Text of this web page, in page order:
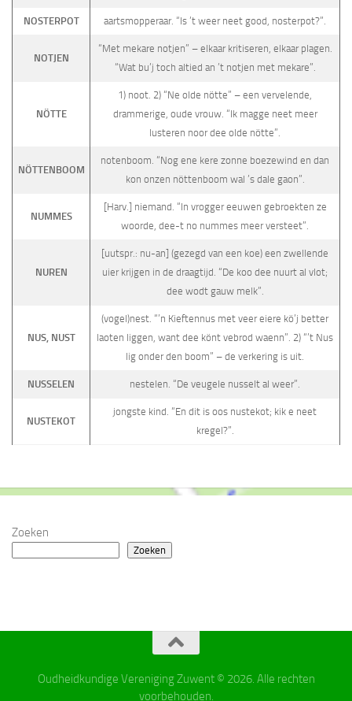
NOSTERPOT aartsmopperaar. “Is ’t weer neet good, nosterpot?”.
NOTJEN
“Met mekare notjen” – elkaar kritiseren, elkaar plagen.
“Wat bu’j toch altied an ’t notjen met mekare”.
NÖTTE
1) noot. 2) “Ne olde nötte” – een vervelende,
drammerige, oude vrouw. “Ik magge neet meer
lusteren noor dee olde nötte”.
NÖTTENBOOM
notenboom. “Nog ene kere zonne boezewind en dan
kon onzen nöttenboom wal ’s dale gaon”.
NUMMES
[Harv.] niemand. “In vrogger eeuwen gebroekten ze
woorde, dee-t no nummes meer versteet”.
NUREN
[uutspr.: nu-an] (gezegd van een koe) een zwellende
uier krijgen in de draagtijd. “De koo dee nuurt al vlot;
dee wodt gauw melk”.
NUS, NUST
(vogel)nest. “’n Kieftennus met veer eiere kö’j better
laoten liggen, want dee könt vebrod waenn”. 2) “’t Nus
lig onder den boom” – de verkering is uit.
NUSSELEN nestelen. “De veugele nusselt al weer”.
NUSTEKOT
jongste kind. “En dit is oos nustekot; kik e neet
kregel?”.
Zoeken
Zoeken
Oudheidkundige Vereniging Zuwent © 2026. Alle rechten
voorbehouden.